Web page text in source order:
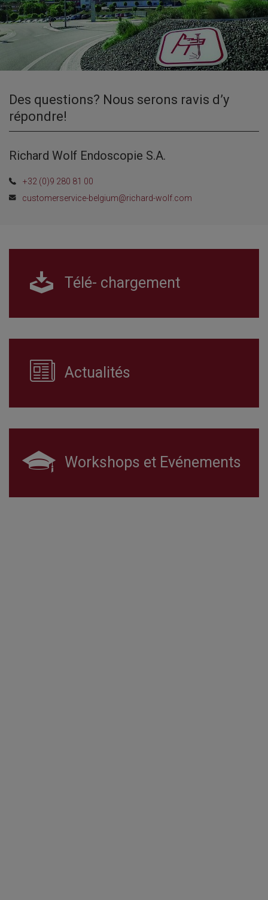
Des questions? Nous serons ravis d’y
répondre!
Richard Wolf Endoscopie S.A.
+32 (0)9 280 81 00
customerservice-belgium@richard-wolf.com
Télé- chargement
Actualités
Workshops et Evénements